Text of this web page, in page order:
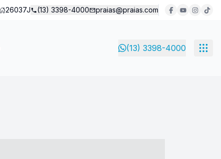
26037J (13) 3398-4000 praias@praias.com
(13) 3398-4000